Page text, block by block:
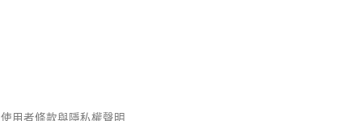
使用者條款與隱私權聲明